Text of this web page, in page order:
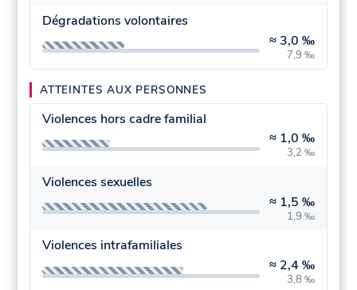
Dégradations volontaires
≈ 3,0 ‰
7,9 ‰
ATTEINTES AUX PERSONNES
Violences hors cadre familial
≈ 1,0 ‰
3,2 ‰
Violences sexuelles
≈ 1,5 ‰
1,9 ‰
Violences intrafamiliales
≈ 2,4 ‰
3,8 ‰